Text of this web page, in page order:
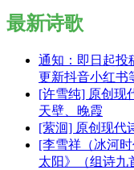
最新诗歌
通知：即日起投
更新抖音小红书
[许雪纯] 原创现
天壁、晚霞
[萦洄] 原创现代
[李雪祥（冰河
太阳》（组诗九